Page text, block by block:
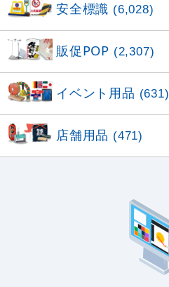
安全標識 (6,028)
販促POP (2,307)
イベント用品 (631)
店舗用品 (471)